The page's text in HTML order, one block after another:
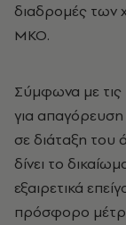
διαδρομές των
ΜΚΟ.
Σύμφωνα με τις
για απαγόρευση
σε διάταξη του
δίνει το
εξαιρετικά
πρόσφορο